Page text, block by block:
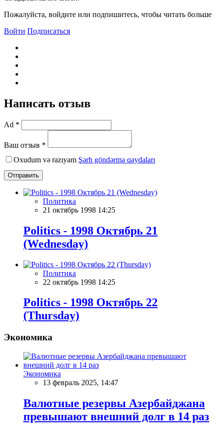
Пожалуйста, войдите или подпишитесь, чтобы читать больше
Войти Подписаться
Написать отзыв
Ad *
Ваш отзыв *
Oxudum və razıyam Şərh göndərmə qaydaları
Отправить
Политика
21 октябрь 1998 14:25
Politics - 1998 Октябрь 21
(Wednesday)
Политика
22 октябрь 1998 14:25
Politics - 1998 Октябрь 22
(Thursday)
Экономика
Экономика
13 февраль 2025, 14:47
Валютные резервы Азербайджана
превышают внешний долг в 14 раз